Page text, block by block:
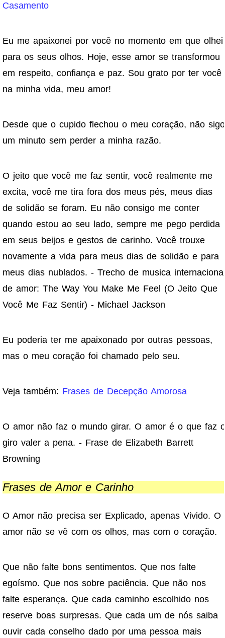
Casamento
Eu me apaixonei por você no momento em que olhei
para os seus olhos. Hoje, esse amor se transformou
em respeito, confiança e paz. Sou grato por ter você
na minha vida, meu amor!
Desde que o cupido flechou o meu coração, não sigo
um minuto sem perder a minha razão.
O jeito que você me faz sentir, você realmente me
excita, você me tira fora dos meus pés, meus dias
de solidão se foram. Eu não consigo me conter
quando estou ao seu lado, sempre me pego perdida
em seus beijos e gestos de carinho. Você trouxe
novamente a vida para meus dias de solidão e para
meus dias nublados. - Trecho de musica internacional
de amor: The Way You Make Me Feel (O Jeito Que
Você Me Faz Sentir) - Michael Jackson
Eu poderia ter me apaixonado por outras pessoas,
mas o meu coração foi chamado pelo seu.
Veja também: Frases de Decepção Amorosa
O amor não faz o mundo girar. O amor é o que faz o
giro valer a pena. - Frase de Elizabeth Barrett
Browning
Frases de Amor e Carinho
O Amor não precisa ser Explicado, apenas Vivido. O
amor não se vê com os olhos, mas com o coração.
Que não falte bons sentimentos. Que nos falte
egoísmo. Que nos sobre paciência. Que não nos
falte esperança. Que cada caminho escolhido nos
reserve boas surpresas. Que cada um de nós saiba
ouvir cada conselho dado por uma pessoa mais